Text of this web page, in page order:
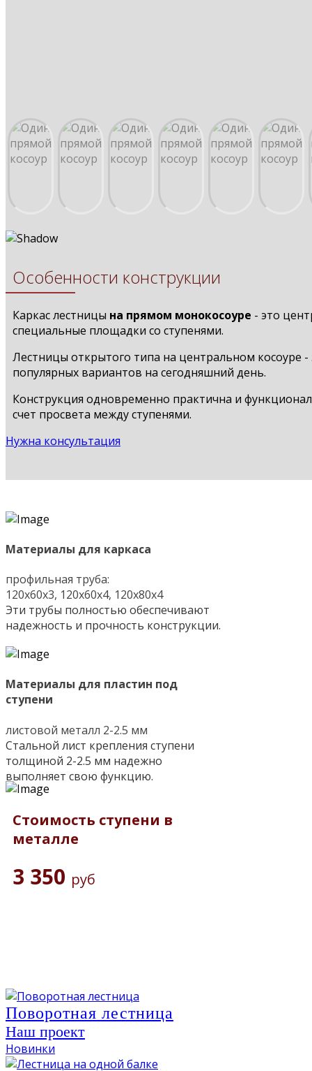
Особенности конструкции
Каркас лестницы на прямом монокосоуре - это
специальные площадки со ступенями.
Лестницы открытого типа на центральном косоуре
популярных вариантов на сегодняшний день.
Конструкция одновременно практична и
счет просвета между ступенями.
Нужна консультация
Материалы для каркаса
профильная труба:
120х60х3, 120х60х4, 120х80х4
Эти трубы полностью обеспечивают
надежность и прочность конструкции.
Материалы для пластин под
ступени
листовой металл 2-2.5 мм
Стальной лист крепления ступени
толщиной 2-2.5 мм надежно
выполняет свою функцию.
Стоимость ступени в
металле
3 350 руб
Поворотная лестница
Наш проект
Новинки